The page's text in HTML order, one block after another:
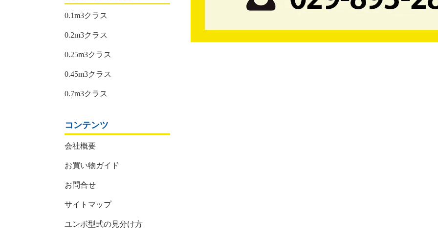
0.1m3クラス
0.2m3クラス
0.25m3クラス
0.45m3クラス
0.7m3クラス
コンテンツ
会社概要
お買い物ガイド
お問合せ
サイトマップ
ユンボ型式の見分け方